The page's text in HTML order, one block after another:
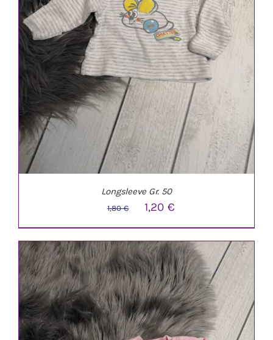
IN DEN WARENKORB / DETAILS
Longsleeve Gr. 50
1,80€
Ursprünglicher
Preis
war:
1,80 €
1,20€
Preis
ist:
1,20 €.